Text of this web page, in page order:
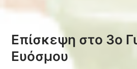
Επίσκεψη στο 3ο
Ευόσμου